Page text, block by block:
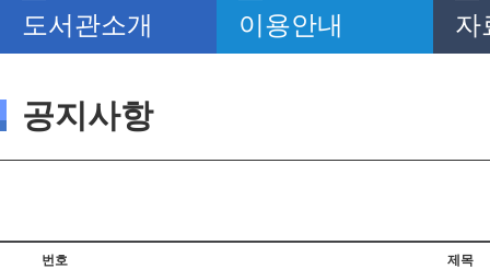
도서관소개 이용안내 자
공지사항
번호 제목